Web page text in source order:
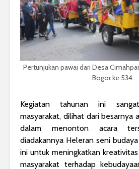
Pertunjukan pawai dari Desa
Bogor ke 534.
Kegiatan tahunan ini
masyarakat, dilihat dari besarnya
dalam menonton acara
diadakannya Heleran seni
ini untuk meningkatkan
masyarakat terhadap